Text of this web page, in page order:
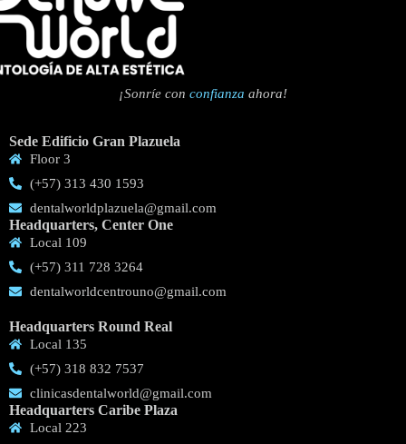
¡Sonríe con confianza ahora!
Sede Edificio Gran Plazuela
Floor 3
(+57) 313 430 1593
dentalworldplazuela@gmail.com
Headquarters, Center One
Local 109
(+57) 311 728 3264
dentalworldcentrouno@gmail.com
Headquarters Round Real
Local 135
(+57) 318 832 7537
clinicasdentalworld@gmail.com
Headquarters Caribe Plaza
Local 223